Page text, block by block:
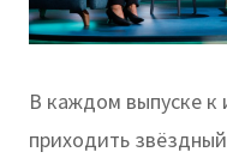
В каждом выпуске к
приходить